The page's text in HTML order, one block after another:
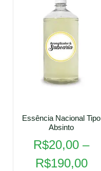
Essência Nacional Tipo
Absinto
R$20,00 –
R$190,00